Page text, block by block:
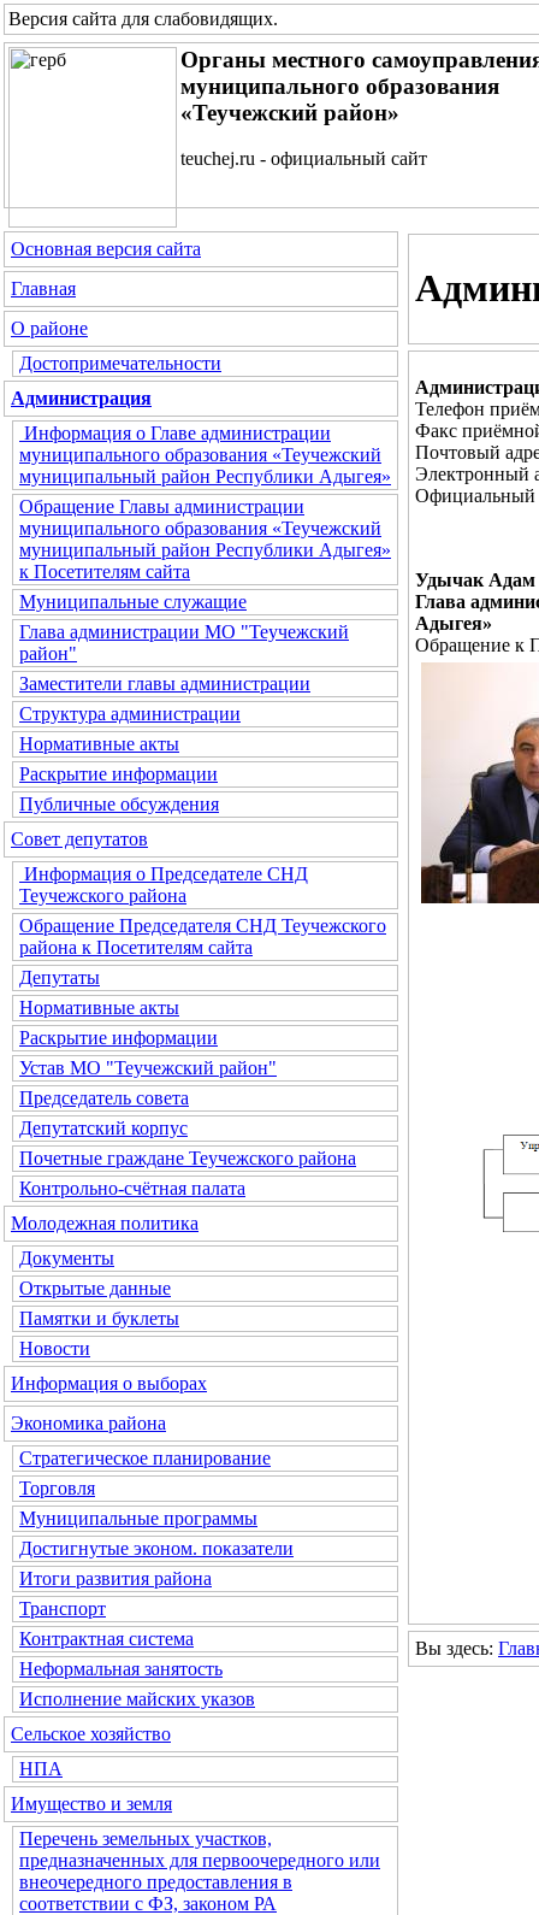
Версия сайта для слабовидящих.
Органы местного
муниципального образования
«Теучежский район»
teuchej.ru - официальный сайт
Основная версия сайта
Главная
О районе
Достопримечательности
Администрация
Информация о Главе администрации
муниципального образования «Теучежский
муниципальный район Республики Адыгея»
Обращение Главы администрации
муниципального образования «Теучежский
муниципальный район Республики Адыгея»
к Посетителям сайта
Муниципальные служащие
Глава администрации МО "Теучежский
район"
Заместители главы администрации
Структура администрации
Нормативные акты
Раскрытие информации
Публичные обсуждения
Совет депутатов
Информация о Председателе СНД
Теучежского района
Обращение Председателя СНД Теучежского
района к Посетителям сайта
Депутаты
Нормативные акты
Раскрытие информации
Устав МО "Теучежский район"
Председатель совета
Депутатский корпус
Почетные граждане Теучежского района
Контрольно-счётная палата
Молодежная политика
Документы
Открытые данные
Памятки и буклеты
Новости
Информация о выборах
Экономика района
Стратегическое планирование
Торговля
Муниципальные программы
Достигнутые эконом. показатели
Итоги развития района
Транспорт
Контрактная система
Неформальная занятость
Исполнение майских указов
Сельское хозяйство
НПА
Имущество и земля
Перечень земельных участков,
предназначенных для первоочередного или
внеочередного предоставления в
соответствии с ФЗ, законом РА
Телефон
Факс
Почтовый
Электронный
Официальный
Удычак Адам
Глава
Адыгея»
Обращение к
Вы здесь: